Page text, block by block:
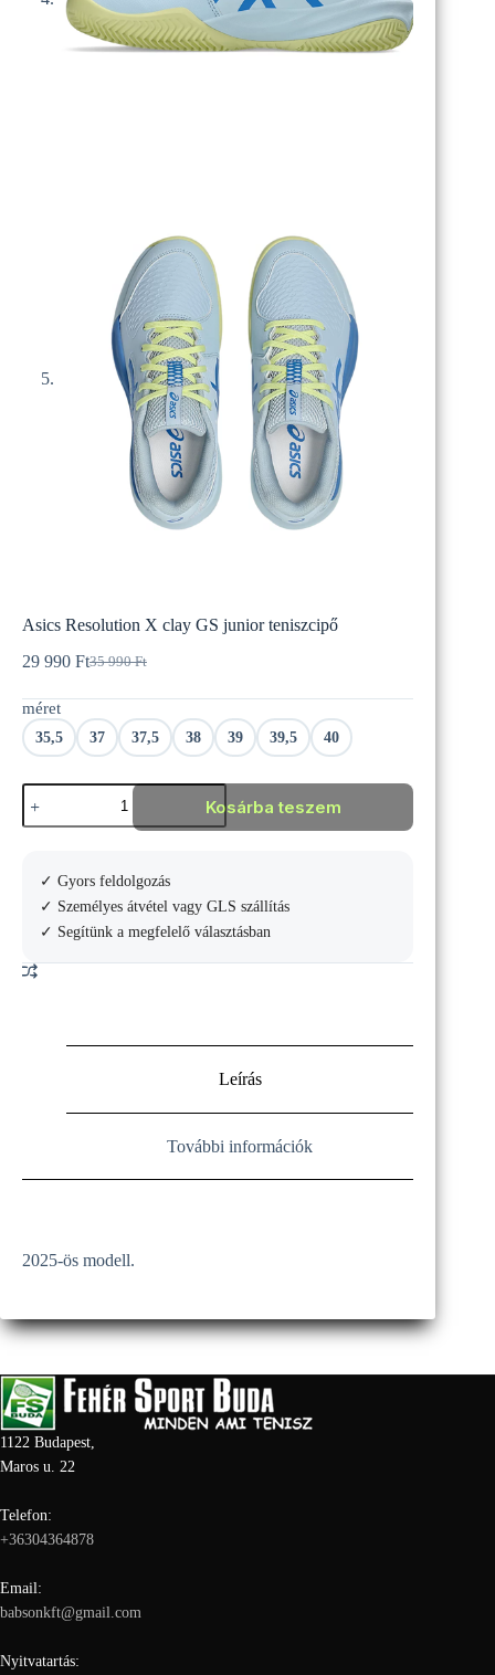
Asics Resolution X clay GS junior teniszcipő
35 990Ft
Original
35
990 Ft.
29 990 FtCurrent
29
990 Ft.
méret
35,5 37 37,5 38 39 39,5 40
Asics
Resolution
X
junior
teniszcipő
mennyiség
Kosárba teszem
✓ Gyors feldolgozás
✓ Személyes átvétel vagy GLS szállítás
✓ Segítünk a megfelelő választásban
Leírás
További információk
2025-ös modell.
1122 Budapest,
Maros u. 22
Telefon:
+36304364878
Email:
babsonkft@gmail.com
Nyitvatartás: